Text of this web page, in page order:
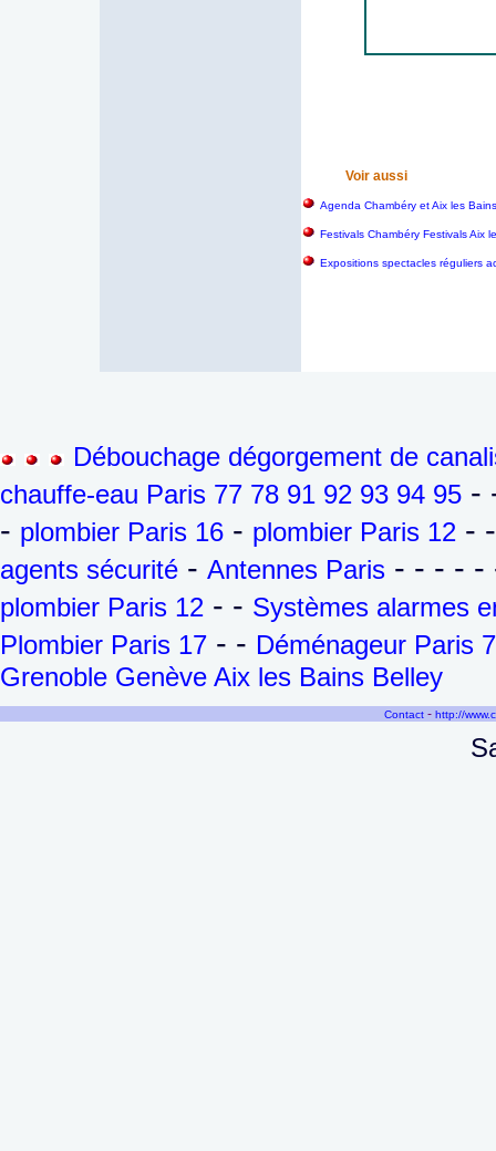
Voir aussi
Agenda Chambéry et Aix les
Festivals Chambéry Festivals Aix
Expositions spectacles réguliers
Débouchage dégorgement de
chauffe-eau Paris 77 78 91 92 93 94 95 -
- plombier Paris 16 - plombier Paris 12 -
agents sécurité - Antennes Paris - - - -
plombier Paris 12 - - Systèmes alarmes
Plombier Paris 17 - - Déménageur Paris
Grenoble Genève Aix les Bains Belley
Contact - http://